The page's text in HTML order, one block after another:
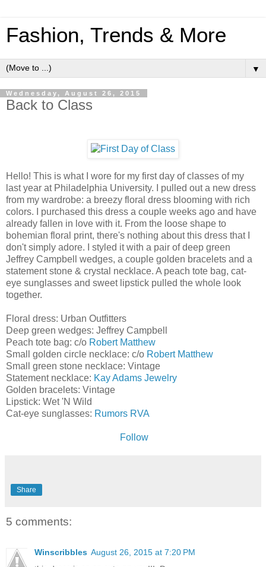
Fashion, Trends & More
▼
Wednesday, August 26, 2015
Back to Class
Hello! This is what I wore for my first day of classes of my
last year at Philadelphia University. I pulled out a new dress
from my wardrobe: a breezy floral dress blooming with rich
colors. I purchased this dress a couple weeks ago and have
already fallen in love with it. From the loose shape to
bohemian floral print, there's nothing about this dress that I
don't simply adore. I styled it with a pair of deep green
Jeffrey Campbell wedges, a couple golden bracelets and a
statement stone & crystal necklace. A peach tote bag, cat-
eye sunglasses and sweet lipstick pulled the whole look
together.
Floral dress: Urban Outfitters
Deep green wedges: Jeffrey Campbell
Peach tote bag: c/o Robert Matthew
Small golden circle necklace: c/o Robert Matthew
Small green stone necklace: Vintage
Statement necklace: Kay Adams Jewelry
Golden bracelets: Vintage
Lipstick: Wet 'N Wild
Cat-eye sunglasses: Rumors RVA
Follow
Share
5 comments:
Winscribbles August 26, 2015 at 7:20 PM